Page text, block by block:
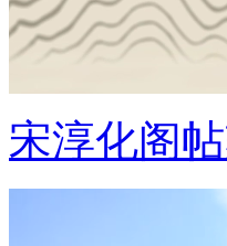
宋淳化阁